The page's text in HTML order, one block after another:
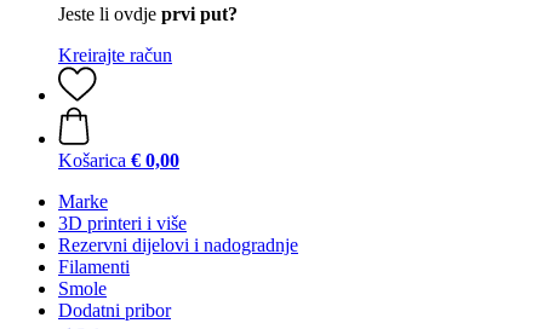
Jeste li ovdje prvi put?
Kreirajte račun
Košarica € 0,00
Marke
3D printeri i više
Rezervni dijelovi i nadogradnje
Filamenti
Smole
Dodatni pribor